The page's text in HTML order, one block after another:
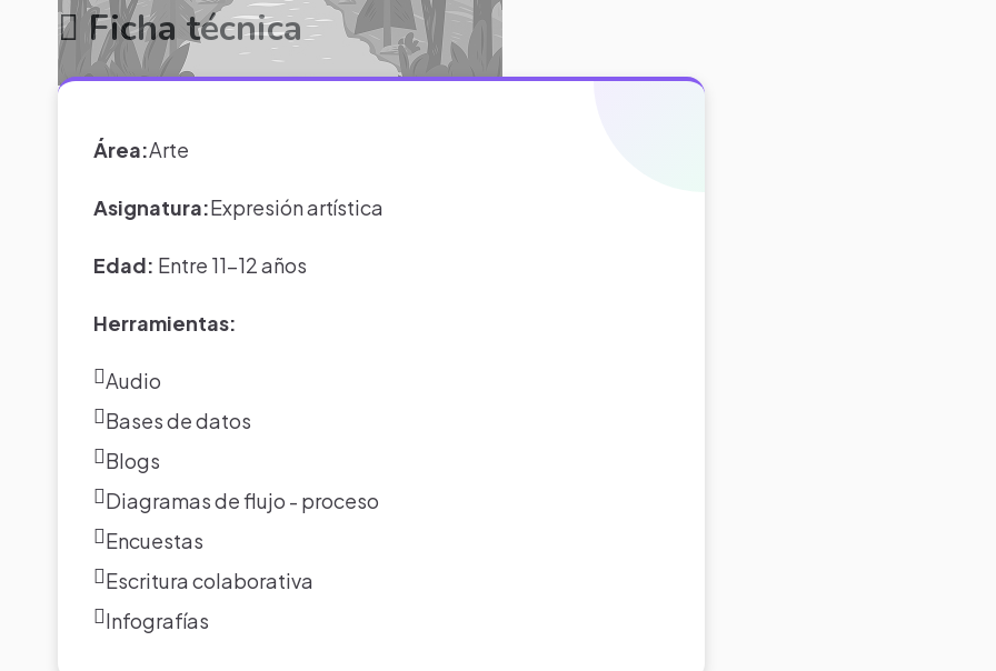
Ficha técnica
Área:Arte
Asignatura:Expresión artística
Edad: Entre 11-12 años
Herramientas:
Audio
Bases de datos
Blogs
Diagramas de flujo - proceso
Encuestas
Escritura colaborativa
Infografías